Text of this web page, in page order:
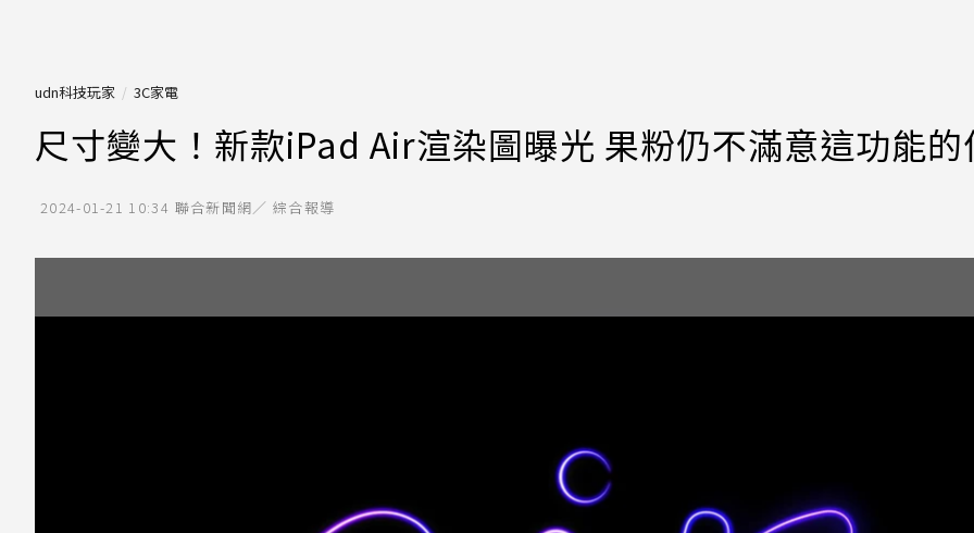
udn科技玩家 3C家電
尺寸變大！新款iPad Air渲染圖曝光 果粉仍不滿意這功能的
2024-01-21 10:34 聯合新聞網／ 綜合報導